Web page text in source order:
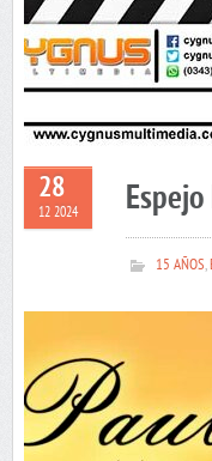
28
12 2024
15 AÑOS,